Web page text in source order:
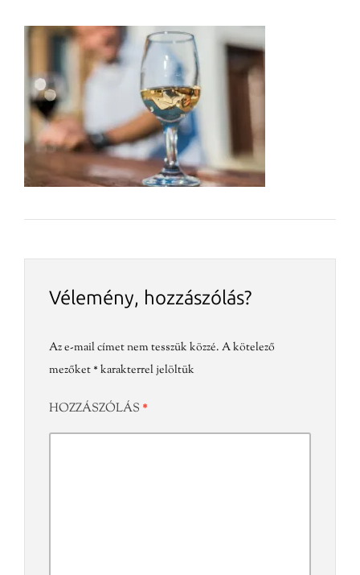
Vélemény, hozzászólás?
Az e-mail címet nem tesszük közzé. A kötelező
mezőket * karakterrel jelöltük
HOZZÁSZÓLÁS *